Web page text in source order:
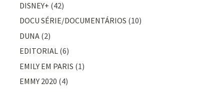
DISNEY+ (42)
DOCU SÉRIE/DOCUMENTÁRIOS (10)
DUNA (2)
EDITORIAL (6)
EMILY EM PARIS (1)
EMMY 2020 (4)